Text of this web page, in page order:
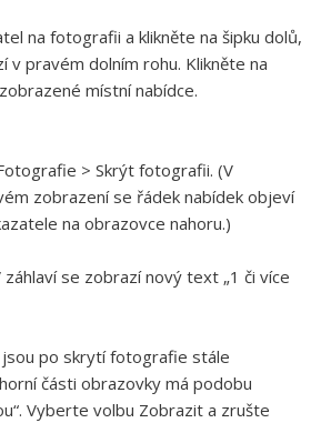
na fotografii a klikněte na šipku dolů,
v pravém dolním rohu. Klikněte na
místní nabídce.
> Skrýt fotografii. (V
zobrazení se řádek nabídek objeví
na obrazovce nahoru.)
se zobrazí nový text „1 či více
jsou po skrytí fotografie stále
části obrazovky má podobu
Vyberte volbu Zobrazit a zrušte